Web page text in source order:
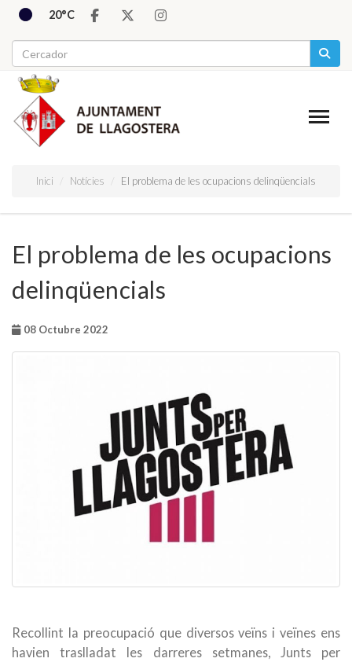
20°C
Inici Notícies El problema de les ocupacions delinqüencials
El problema de les ocupacions
delinqüencials
08 Octubre 2022
Recollint la preocupació que diversos veïns i veïnes ens
havien traslladat les darreres setmanes, Junts per